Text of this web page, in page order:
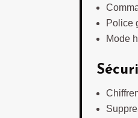
Police
Mode